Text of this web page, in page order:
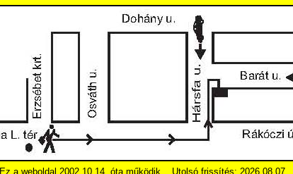
Ez a weboldal 2002.10.14. óta működik. Utolsó frissítés: 2026.08.07